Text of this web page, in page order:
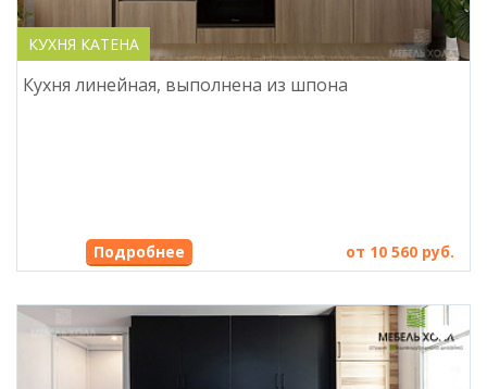
КУХНЯ КАТЕНА
Кухня линейная, выполнена из шпона
от 10 560 руб.